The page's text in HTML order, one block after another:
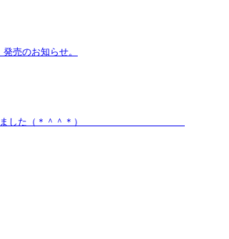
売のお知らせ。
売再開しました（＊＾＾＊）